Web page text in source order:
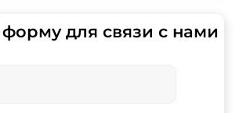
для связи с нами